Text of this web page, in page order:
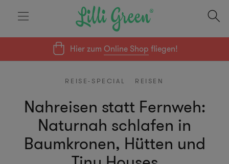
Hier zumOnline Shop fliegen!
REISE-SPECIAL REISEN
Nahreisen statt Fernweh:
Naturnah schlafen in
Baumkronen, Hütten und